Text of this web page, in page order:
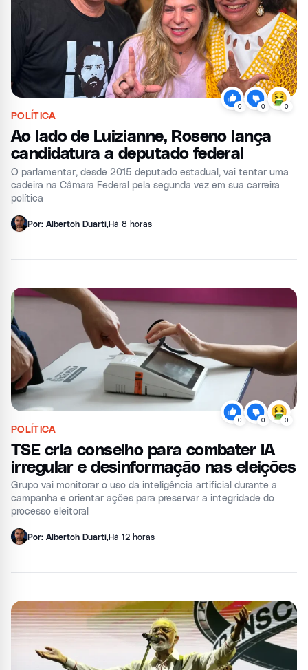
0 0 0
POLÍTICA
Ao lado de Luizianne, Roseno lança
candidatura a deputado federal
O parlamentar, desde 2015 deputado estadual, vai tentar uma
cadeira na Câmara Federal pela segunda vez em sua carreira
política
Por: Albertoh Duarti Há 8 horas
0 0 0
POLÍTICA
TSE cria conselho para combater IA
irregular e desinformação nas eleições
Grupo vai monitorar o uso da inteligência artificial durante a
campanha e orientar ações para preservar a integridade do
processo eleitoral
Por: Albertoh Duarti,Há 12 horas